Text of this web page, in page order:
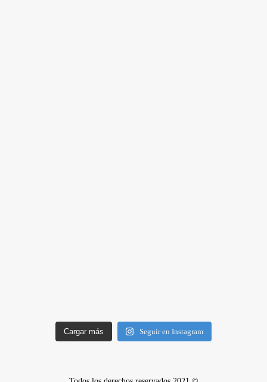
Cargar más Seguir en Instagram